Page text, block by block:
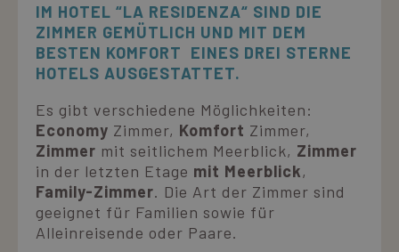
IM HOTEL “LA RESIDENZA“ SIND DIE
ZIMMER GEMÜTLICH UND MIT DEM
BESTEN KOMFORT EINES DREI STERNE
HOTELS AUSGESTATTET.
Es gibt verschiedene Möglichkeiten:
Economy Zimmer, Komfort Zimmer,
Zimmer mit seitlichem Meerblick, Zimmer
in der letzten Etage mit Meerblick,
Family-Zimmer. Die Art der Zimmer sind
geeignet für Familien sowie für
Alleinreisende oder Paare.